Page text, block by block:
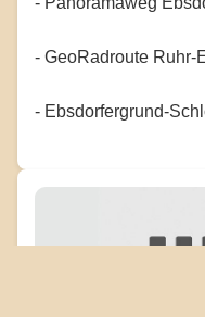
- GeoRadroute Ruhr-
- Ebsdorfergrund-